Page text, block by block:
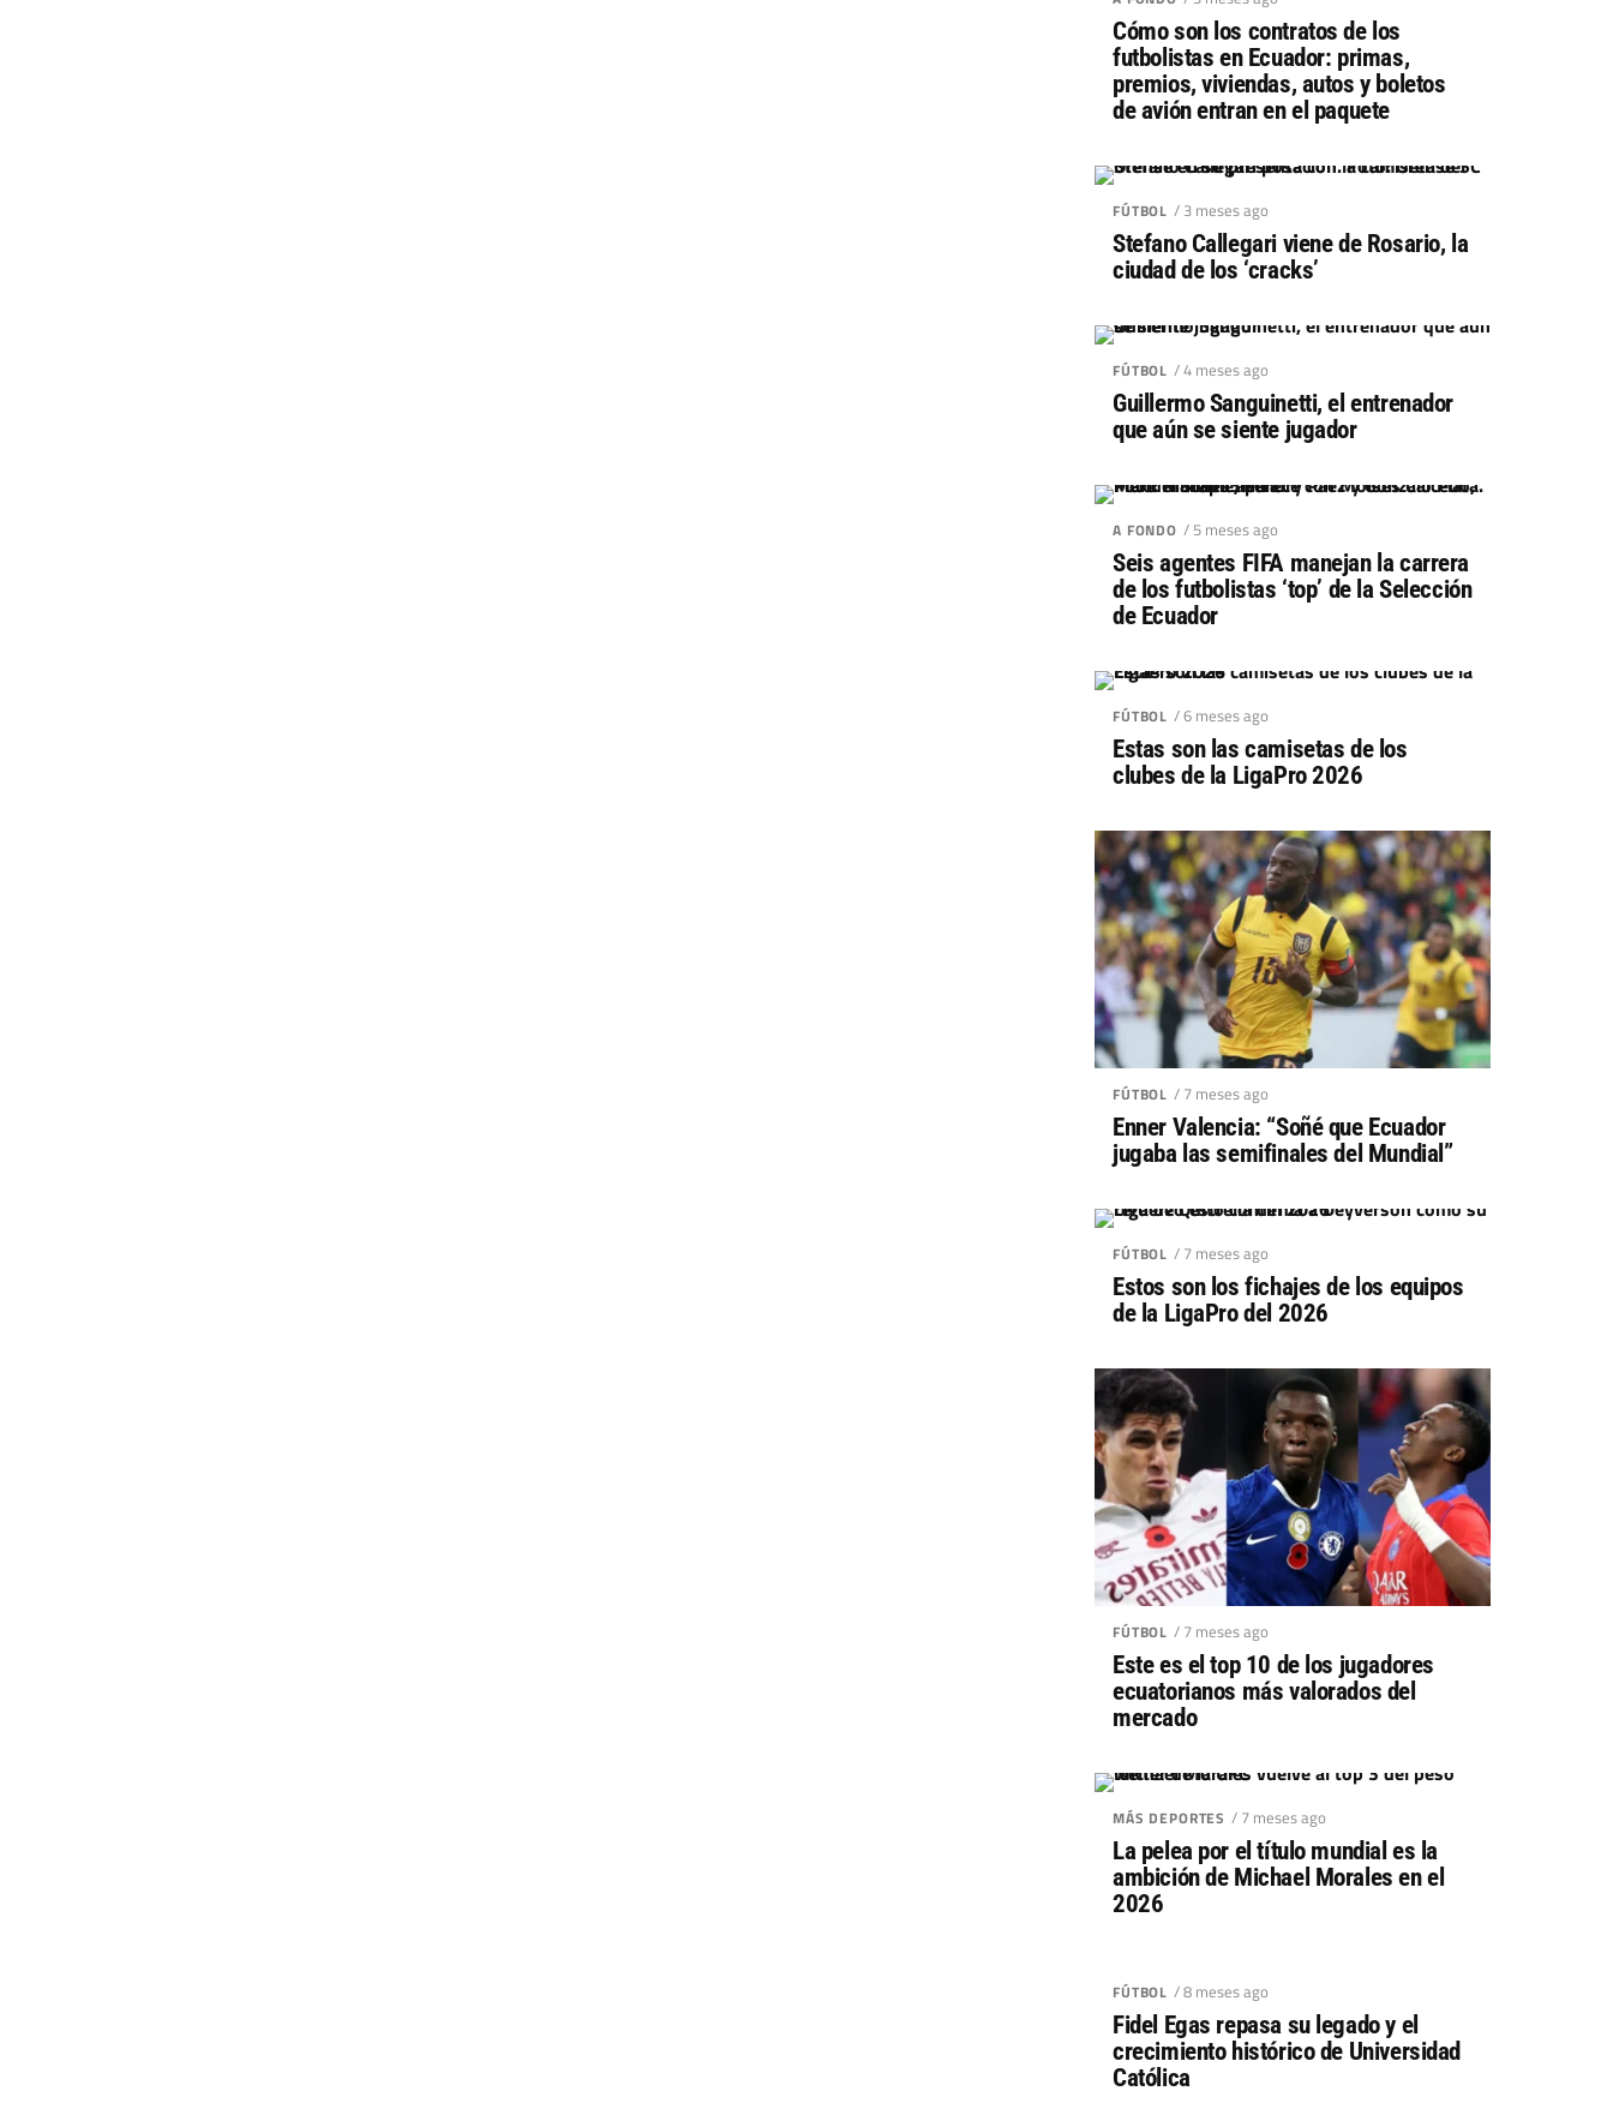
Cómo son los contratos de los
futbolistas en Ecuador: primas,
premios, viviendas, autos y boletos
de avión entran en el paquete
FÚTBOL / 3 meses ago
Stefano Callegari viene de Rosario, la
ciudad de los ‘cracks’
FÚTBOL / 4 meses ago
Guillermo Sanguinetti, el entrenador
que aún se siente jugador
A FONDO / 5 meses ago
Seis agentes FIFA manejan la carrera
de los futbolistas ‘top’ de la Selección
de Ecuador
FÚTBOL / 6 meses ago
Estas son las camisetas de los
clubes de la LigaPro 2026
FÚTBOL / 7 meses ago
Enner Valencia: “Soñé que Ecuador
jugaba las semifinales del Mundial”
FÚTBOL / 7 meses ago
Estos son los fichajes de los equipos
de la LigaPro del 2026
FÚTBOL / 7 meses ago
Este es el top 10 de los jugadores
ecuatorianos más valorados del
mercado
MÁS DEPORTES / 7 meses ago
La pelea por el título mundial es la
ambición de Michael Morales en el
2026
FÚTBOL / 8 meses ago
Fidel Egas repasa su legado y el
crecimiento histórico de Universidad
Católica